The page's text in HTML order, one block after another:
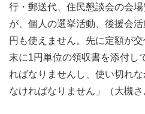
行・郵送代、住民懇談会の会
が、個人の選挙活動、後援会
円も使えません。先に定額が
末に1円単位の領収書を添付し
ればなりませんし、使い切れ
なければなりません」（大槻さ